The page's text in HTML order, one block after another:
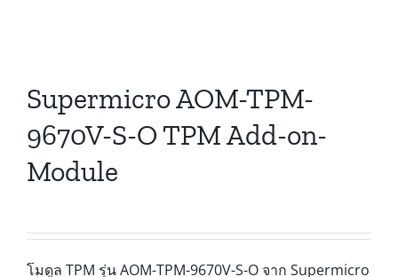
Supermicro AOM-TPM-
9670V-S-O TPM Add-on-
Module
โมดูล TPM รุ่น AOM-TPM-9670V-S-O จาก Supermicro